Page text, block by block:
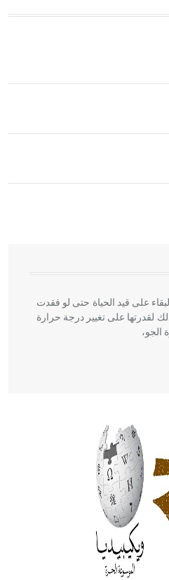
الهندسية التي ارتبطت
الشام ومصر خاصة، حيث يحرص
في الواجهات
على قيد الحياة حتى لو فقدت
لقدرتها على تغيير درجة حرارة
الجو،
ورسالته في جروح الرأس. ويعود
الدين والفلسفة.
يتكون في البحر ويتركب
وهو أحمر أو شديد الحمرة وهو
ويسمى الش